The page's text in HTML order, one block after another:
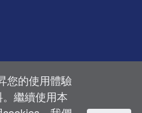
您的使用體驗
繼續使用本